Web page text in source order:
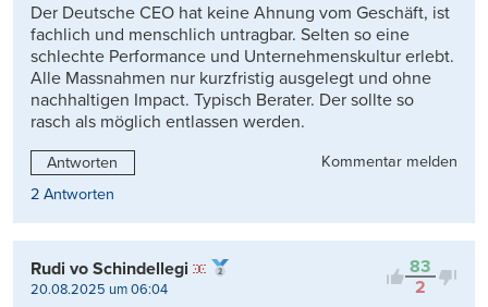
Der Deutsche CEO hat keine Ahnung vom Geschäft, ist
fachlich und menschlich untragbar. Selten so eine
schlechte Performance und Unternehmenskultur erlebt.
Alle Massnahmen nur kurzfristig ausgelegt und ohne
nachhaltigen Impact. Typisch Berater. Der sollte so
rasch als möglich entlassen werden.
Antworten
Kommentar melden
2 Antworten
83
2
Rudi vo Schindellegi
20.08.2025 um 06:04